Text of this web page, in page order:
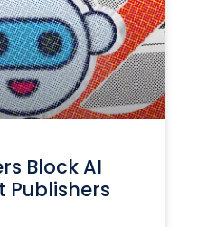
Block AI
Publishers